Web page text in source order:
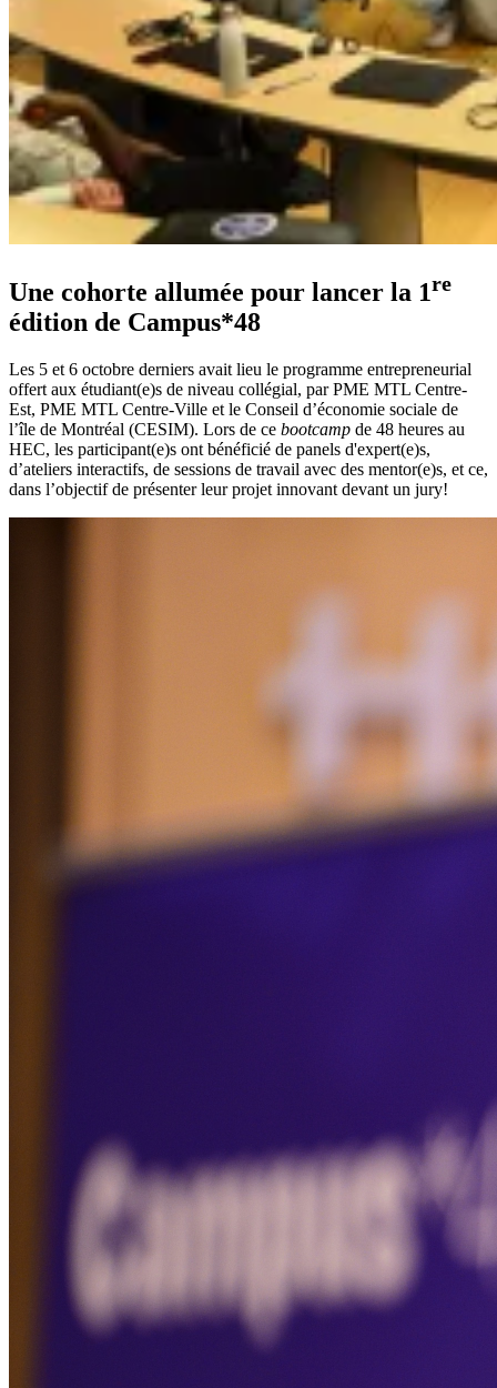
Une cohorte allumée pour lancer la 1re
édition de Campus*48
Les 5 et 6 octobre derniers avait lieu le programme entrepreneurial
offert aux étudiant(e)s de niveau collégial, par PME MTL Centre-
Est, PME MTL Centre-Ville et le Conseil d’économie sociale de
l’île de Montréal (CESIM). Lors de ce bootcamp de 48 heures au
HEC, les participant(e)s ont bénéficié de panels d'expert(e)s,
d’ateliers interactifs, de sessions de travail avec des mentor(e)s, et ce,
dans l’objectif de présenter leur projet innovant devant un jury!